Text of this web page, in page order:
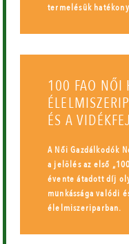
termelésük
100 FAO NŐI
ÉS A
A Női Gazdálkodók
a jelölés az első
évente átadott díj
munkássága valódi
élelmiszeriparban.